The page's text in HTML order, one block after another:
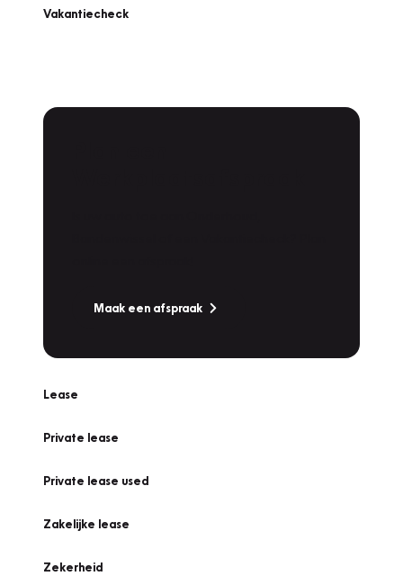
Vakantiecheck
Maak een afspraak
Lease
Private lease
Private lease used
Zakelijke lease
Zekerheid